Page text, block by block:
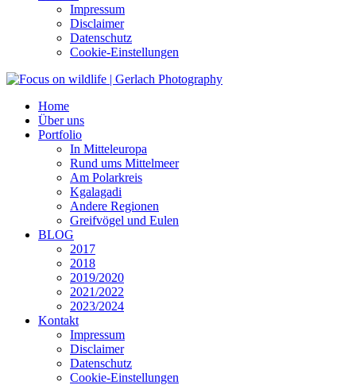
Impressum
Disclaimer
Datenschutz
Cookie-Einstellungen
Home
Über uns
Portfolio
In Mitteleuropa
Rund ums Mittelmeer
Am Polarkreis
Kgalagadi
Andere Regionen
Greifvögel und Eulen
BLOG
2017
2018
2019/2020
2021/2022
2023/2024
Kontakt
Impressum
Disclaimer
Datenschutz
Cookie-Einstellungen